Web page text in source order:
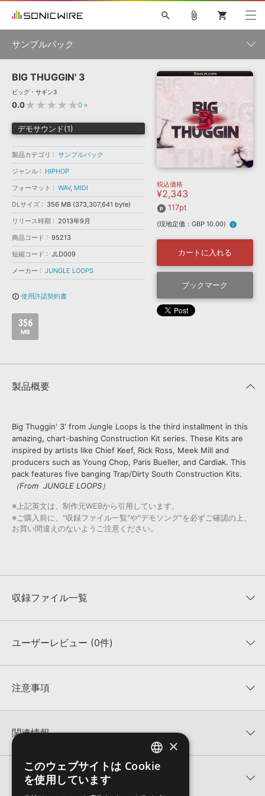
ソフト音源 »
プラグイン・エフェクト »
サンプルパック »
ソフトウェア／ツール »
DAW »
効果音 »
BGM »
キャンペーン »
特集 »
ニュースレター »
SONICWIREブログ »
製品サポート情報 »
DTMガイド »
FAQ »
お問い合わせ »
音楽カード
楽曲配信流通 サービス
無償のサウンド管理ソフト
SLS ライセンス提供
search
初音ミク NT 鏡音リン・レン V4X 巡音ルカ V4X
MEIKO V3
KAITO V3
TOONTRACK
VIENNA
EZ DRUMMER 3
ライセンスフリーBGM
サンプルパックを試そう
ボーカル抜き出し
DUBSTEP
MUTANT
ROUTER.FM
ソフト音源 プラグイン・エフェクト
ソフトウェア／ツール 効果音
attach_file shopping_cart
サンプルパック
製品一覧
ジャンル
メーカー
フォーマット
ランキング
BIG THUGGIN' 3
ビッグ・サギン3
0.0★★★★★0 »
デモサウンド(1)
製品カテゴリ
サンプルパック
ジャンル
HIPHOP
フォーマット
WAV, MIDI
DLサイズ
356 MB (373,307,641 byte)
リリース時期
2013年9月
商品コード
95213
短縮コード
JLD009
メーカー
JUNGLE LOOPS
info_outline 使用許諾契約書
356
MB
税込価格
¥2,343
117pt
(現地定価：GBP 10.00) info
カートに入れる
ブックマーク
製品概要
Big Thuggin' 3' from Jungle Loops is the third installment in this
amazing, chart-bashing Construction Kit series. These Kits are
inspired by artists like Chief Keef, Rick Ross, Meek Mill and
producers such as Young Chop, Paris Bueller, and Cardiak. This
pack features five banging Trap/Dirty South Construction Kits.
（From JUNGLE LOOPS）
※上記英文は、制作元WEBから引用しています。
※ご購入前に、"収録ファイル一覧"や"デモソング"を必ずご確認の上、
お買い間違えのないようご注意ください。
収録ファイル一覧
収録ファイル一覧
ユーザーレビュー (0件)
★★★★★
★5
★2
★1
0%
注意事項
KONTAKTフォーマットは、
でお使いいただけます。無償版のKONTAKT PLAYERではお使いい
ただけませんので、ご注意ください。また、「ライブラリ・タブ」
への表示にも対応しておりません。
4GBを超えるデータに関するご注意：
FAT32でフォーマットされた
HDDには、1ファイル4GBを超えるデータを格納することができま
関連情報
JUNGLE LOOPS 製品一覧
BIG THUGGIN' 3のサポート情報
関連サポート情報
ENGLISH
×
このウェブサイトは Cookie
を使用しています